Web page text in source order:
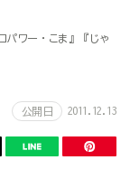
パワー・こま』『じゃ
公開日 2011.12.13